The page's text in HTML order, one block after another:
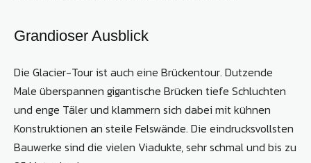
Grandioser Ausblick
Die Glacier-Tour ist auch eine Brückentour. Dutzende
Male überspannen gigantische Brücken tiefe Schluchten
und enge Täler und klammern sich dabei mit kühnen
Konstruktionen an steile Felswände. Die eindrucksvollsten
Bauwerke sind die vielen Viadukte, sehr schmal und bis zu